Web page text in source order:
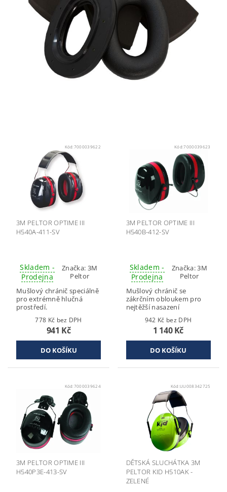
Kód: 7000039622
3M PELTOR OPTIME III
H540A-411-SV
Skladem -
Prodejna
Značka: 3M
Peltor
Mušlový chránič speciálně
pro extrémně hlučná
prostředí.
778 Kč bez DPH
941 Kč
Kód:7000039623
3M PELTOR OPTIME III
H540B-412-SV
Skladem -
Prodejna
Značka:3M
Peltor
Mušlový chránič se
zákrčním obloukem pro
nejtěžší nasazení
942 Kč bez DPH
1 140 Kč
Kód: 7000039624
3M PELTOR OPTIME III
H540P3E-413-SV
Kód: UU008342725
DĚTSKÁ SLUCHÁTKA 3M
PELTOR KID H510AK -
ZELENÉ